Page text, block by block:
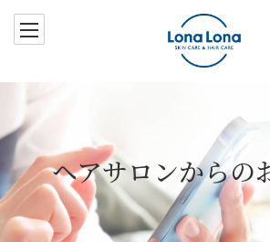
ス
ッ
プ
ン
移
動
ヘアサロンからの